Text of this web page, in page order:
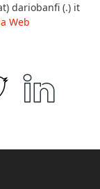
dariobanfi (.) it
Web